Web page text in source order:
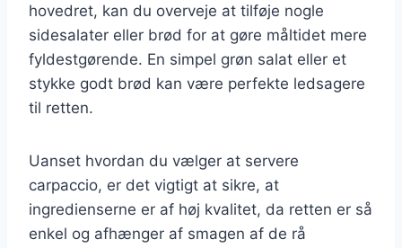
hovedret, kan du overveje at tilføje nogle
sidesalater eller brød for at gøre måltidet mere
fyldestgørende. En simpel grøn salat eller et
stykke godt brød kan være perfekte ledsagere
til retten.
Uanset hvordan du vælger at servere
carpaccio, er det vigtigt at sikre, at
ingredienserne er af høj kvalitet, da retten er så
enkel og afhænger af smagen af de rå